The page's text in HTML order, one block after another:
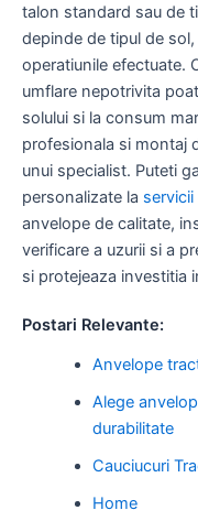
talon standard sau de
depinde de tipul de
operatiunile efectuate.
umflare nepotrivita
solului si la consum
profesionala si montaj
unui specialist. Puteti
personalizate la
anvelope de calitate,
verificare a uzurii si a
si protejeaza investitia
Postari Relevante:
Anvelope
Alege
durabilitate
Cauciucuri
Home